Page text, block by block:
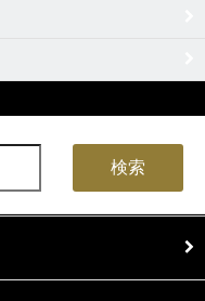
検索